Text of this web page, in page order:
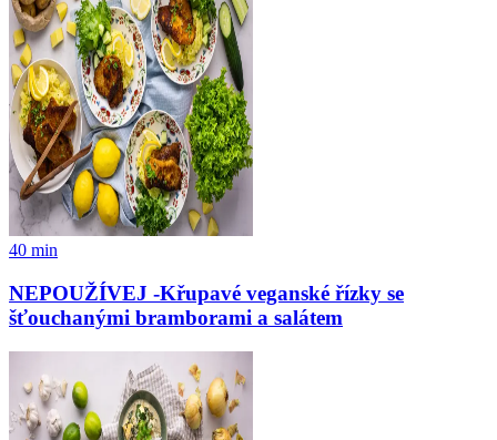
40 min
NEPOUŽÍVEJ -Křupavé veganské řízky se
šťouchanými bramborami a salátem